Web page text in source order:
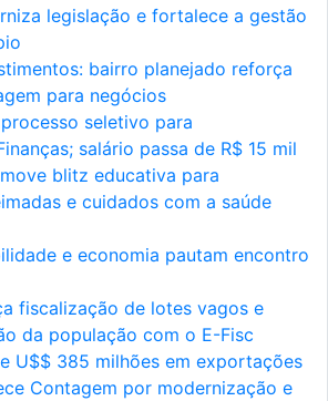
legislação e fortalece a gestão
bairro planejado reforça
para negócios
seletivo para
salário passa de R$ 15 mil
blitz educativa para
e cuidados com a saúde
e economia pautam encontro
fiscalização de lotes vagos e
da população com o E-Fisc
U$$ 385 milhões em exportações
Contagem por modernização e